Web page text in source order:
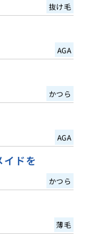
抜け毛
AGA
かつら
AGA
ドを
かつら
薄毛